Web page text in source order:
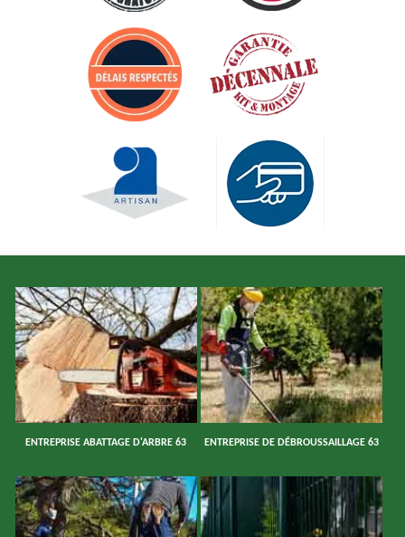
ENTREPRISE ABATTAGE D'ARBRE 63 ENTREPRISE DE DÉBROUSSAILLAGE 63